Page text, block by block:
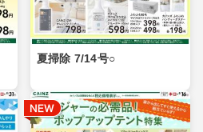
夏掃除 7/14号○